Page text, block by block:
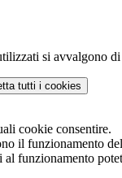
si avvalgono
tutti i cookies
cookie consentire.
il funzionamento
al funzionamento